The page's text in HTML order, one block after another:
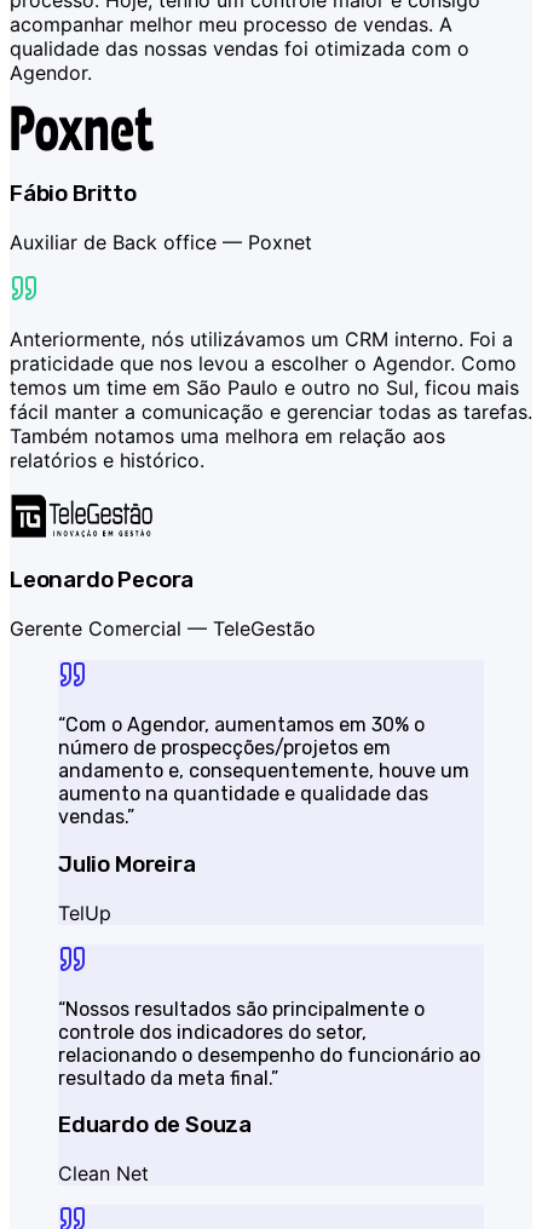
acompanhar melhor meu processo de vendas. A
qualidade das nossas vendas foi otimizada com o
Agendor.
Fábio Britto
Auxiliar de Back office — Poxnet
Anteriormente, nós utilizávamos um CRM interno. Foi a
praticidade que nos levou a escolher o Agendor. Como
temos um time em São Paulo e outro no Sul, ficou mais
fácil manter a comunicação e gerenciar todas as tarefas.
Também notamos uma melhora em relação aos
relatórios e histórico.
Leonardo Pecora
Gerente Comercial — TeleGestão
“Com o Agendor, aumentamos em 30% o
número de prospecções/projetos em
andamento e, consequentemente, houve um
aumento na quantidade e qualidade das
vendas.”
Julio Moreira
TelUp
“Nossos resultados são principalmente o
controle dos indicadores do setor,
relacionando o desempenho do funcionário ao
resultado da meta final.”
Eduardo de Souza
Clean Net